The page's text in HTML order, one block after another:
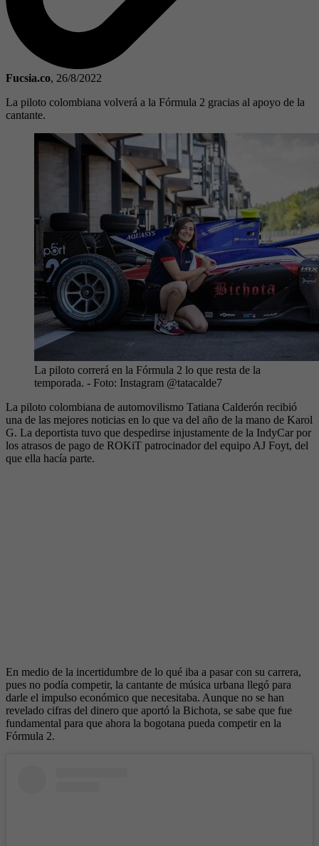
Fucsia.co, 26/8/2022
La piloto colombiana volverá a la Fórmula 2 gracias al apoyo de la
cantante.
La piloto correrá en la Fórmula 2 lo que resta de la
temporada. - Foto: Instagram @tatacalde7
La piloto colombiana de automovilismo Tatiana Calderón recibió
una de las mejores noticias en lo que va del año de la mano de Karol
G. La deportista tuvo que despedirse injustamente de la IndyCar por
los atrasos de pago de ROKiT patrocinador del equipo AJ Foyt, del
que ella hacía parte.
En medio de la incertidumbre de lo qué iba a pasar con su carrera,
pues no podía competir, la cantante de música urbana llegó para
darle el impulso económico que necesitaba. Aunque no se han
revelado cifras del dinero que aportó la Bichota, se sabe que fue
fundamental para que ahora la bogotana pueda competir en la
Fórmula 2.